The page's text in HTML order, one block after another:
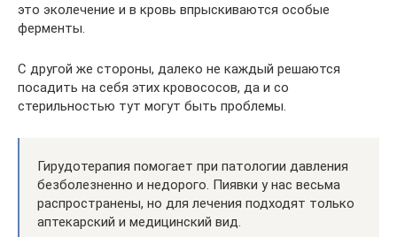
это эколечение и в кровь впрыскиваются особые
ферменты.
С другой же стороны, далеко не каждый решаются
посадить на себя этих кровососов, да и со
стерильностью тут могут быть проблемы.
Гирудотерапия помогает при патологии давления
безболезненно и недорого. Пиявки у нас весьма
распространены, но для лечения подходят только
аптекарский и медицинский вид.